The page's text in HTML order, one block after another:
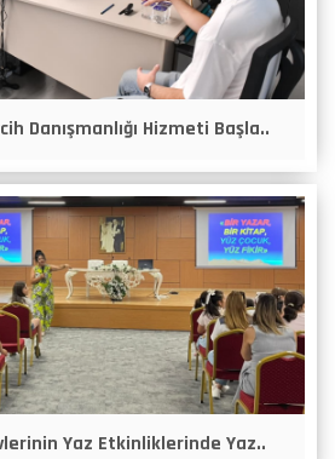
Danışmanlığı Hizmeti Başla..
Yaz Etkinliklerinde Yaz..